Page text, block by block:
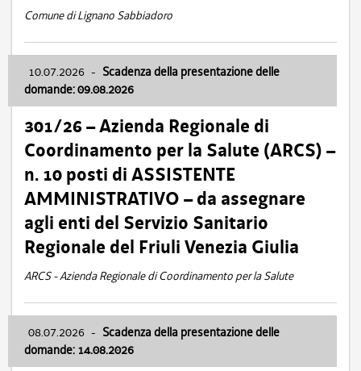
Comune di Lignano Sabbiadoro
10.07.2026 - Scadenza della presentazione delle
domande: 09.08.2026
301/26 – Azienda Regionale di
Coordinamento per la Salute (ARCS) –
n. 10 posti di ASSISTENTE
AMMINISTRATIVO – da assegnare
agli enti del Servizio Sanitario
Regionale del Friuli Venezia Giulia
ARCS - Azienda Regionale di Coordinamento per la Salute
08.07.2026 - Scadenza della presentazione delle
domande: 14.08.2026